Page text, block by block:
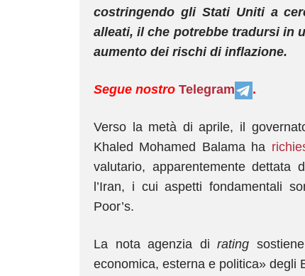
costringendo gli Stati Uniti a
alleati, il che potrebbe tradursi in
aumento dei rischi di inflazione.
Segue nostro Telegram .
Verso la metà di aprile, il
Khaled Mohamed Balama ha
valutario, apparentemente dettata
l’Iran, i cui aspetti fondamentali
Poor’s.
La nota agenzia dirating
economica, esterna e politica» degli